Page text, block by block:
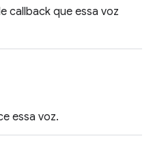
callback que essa voz
essa voz.